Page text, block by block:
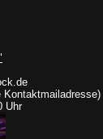
Kontaktmailadresse)
Uhr